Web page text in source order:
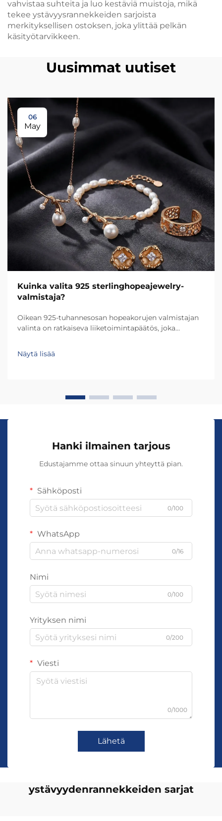
vahvistaa suhteita ja luo kestäviä muistoja, mikä
tekee ystävyysrannekkeiden sarjoista
merkityksellisen ostoksen, joka ylittää pelkän
käsityötarvikkeen.
Uusimmat uutiset
06
May
Kuinka valita 925 sterlinghopeajewelry-
valmistaja?
Oikean 925-tuhannesosan hopeakorujen valmistajan
valinta on ratkaiseva liiketoimintapäätös, joka
maineeseen ja asiakastyytyväisyyteen. Valitun
valmistajan valinta määrittää ei ainoastaan käsityön
Näytä lisää
Hanki ilmainen tarjous
Edustajamme ottaa sinuun yhteyttä pian.
Sähköposti
0/100
WhatsApp
0/16
Nimi
0/100
Yrityksen nimi
0/200
Viesti
0/1000
Lähetä
ystävyydenrannekkeiden sarjat